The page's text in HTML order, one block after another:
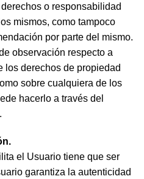
o responsabilidad
mismos, como tampoco
por parte del mismo.
observación respecto a
los derechos de propiedad
sobre cualquiera de los
hacerlo a través del
el Usuario tiene que ser
garantiza la autenticidad